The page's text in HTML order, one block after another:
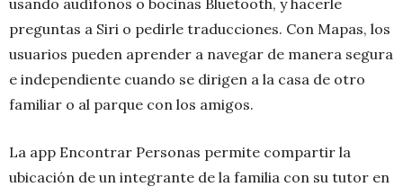
preguntas a Siri o pedirle traducciones. Con Mapas, los
usuarios pueden aprender a navegar de manera segura
e independiente cuando se dirigen a la casa de otro
familiar o al parque con los amigos.
La app Encontrar Personas permite compartir la
ubicación de un integrante de la familia con su tutor en